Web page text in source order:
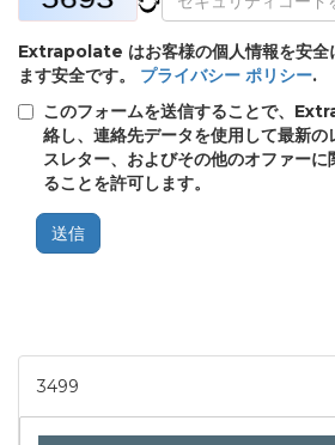
Extrapolate はお客様の個人情報を安全
ます安全です。 プライバシー ポリシー.
このフォームを送信することで、
絡し、連絡先データを使用して最新
スレター、およびその他のオファー
ることを許可します。
送信
3499